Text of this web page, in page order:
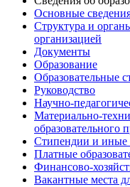
Основные
Структура и
организацией
Документы
Образование
Образовательные
Руководство
Научно-
Материально-
образовательного
Стипендии и иные
Платные
Финансово-
Вакантные места